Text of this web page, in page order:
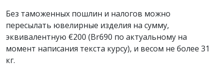
Без таможенных пошлин и налогов можно
пересылать ювелирные изделия на сумму,
эквивалентную €200 (Br690 по актуальному на
момент написания текста курсу), и весом не более 31
кг.